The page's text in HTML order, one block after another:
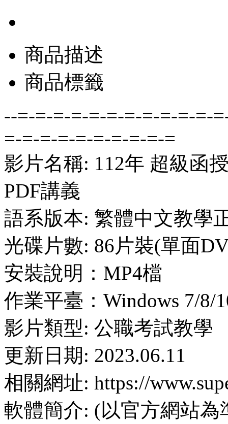
商品描述
商品標籤
--=-=-=-=-=-=-=-=-=-=-=-
=-=-=-=-=-=-=-=-=-=
影片名稱: 112年 超級函
PDF講義
語系版本: 繁體中文教學
光碟片數: 86片裝(單面
安裝說明：MP4檔
作業平臺：Windows 7/8/
影片類型: 公職考試教學
更新日期: 2023.06.11
相關網址: https://
軟體簡介: (以官方網站為